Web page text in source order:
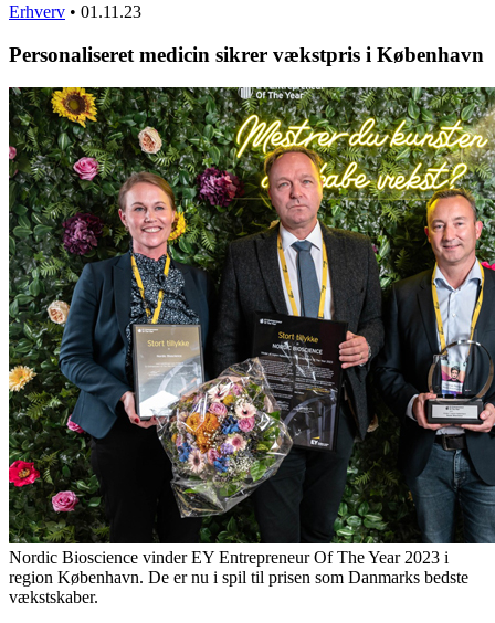
Erhverv • 01.11.23
Personaliseret medicin sikrer vækstpris i København
Nordic Bioscience vinder EY Entrepreneur Of The Year 2023 i
region København. De er nu i spil til prisen som Danmarks bedste
vækstskaber.